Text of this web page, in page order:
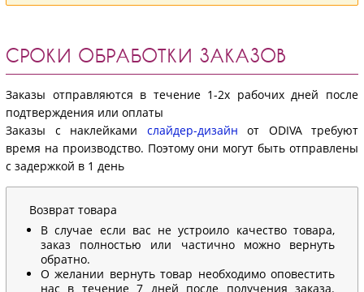
СРОКИ ОБРАБОТКИ ЗАКАЗОВ
Заказы отправляются в течение 1-2х рабочих дней после
подтверждения или оплаты
Заказы с наклейками слайдер-дизайн от ODIVA требуют
время на производство. Поэтому они могут быть отправлены
с задержкой в 1 день
Возврат товара
В случае если вас не устроило качество товара,
заказ полностью или частично можно вернуть
обратно.
О желании вернуть товар необходимо оповестить
нас в течение 7 дней после получения заказа.